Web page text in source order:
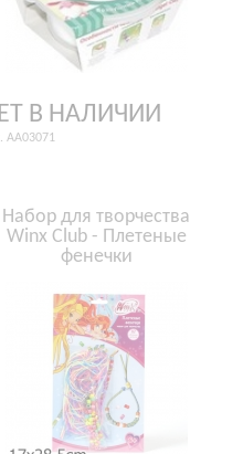
В НАЛИЧИИ
AA03071
Набор для творчества
Winx Club - Плетеные
фенечки